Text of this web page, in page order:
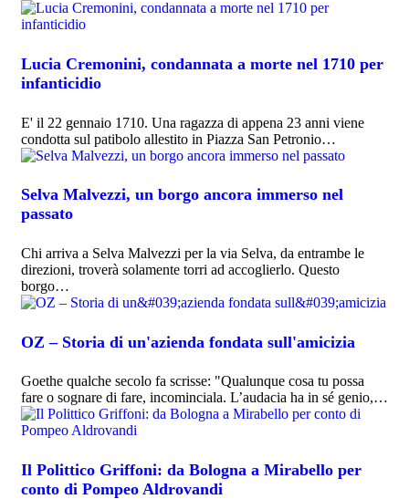
Lucia Cremonini, condannata a morte nel 1710 per
infanticidio
E' il 22 gennaio 1710. Una ragazza di appena 23 anni viene
condotta sul patibolo allestito in Piazza San Petronio…
Selva Malvezzi, un borgo ancora immerso nel
passato
Chi arriva a Selva Malvezzi per la via Selva, da entrambe le
direzioni, troverà solamente torri ad accoglierlo. Questo
borgo…
OZ – Storia di un'azienda fondata sull'amicizia
Goethe qualche secolo fa scrisse: "Qualunque cosa tu possa
fare o sognare di fare, incominciala. L’audacia ha in sé genio,…
Il Polittico Griffoni: da Bologna a Mirabello per
conto di Pompeo Aldrovandi